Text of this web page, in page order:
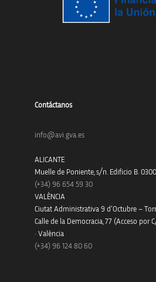
Contáctanos
info@avi.gva.es
ALICANTE
Muelle de Poniente, s/n. Edificio B.
(+34) 96 654 59 30
VALÈNCIA
Ciutat Administrativa 9 d’Octubre –
Calle de la Democracia, 77 (Acceso por
· València
(+34) 96 124 80 60